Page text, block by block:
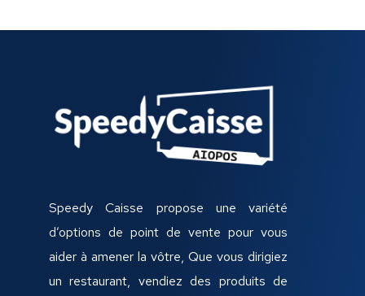
Speedy Caisse propose une variété
d’options de point de vente pour vous
aider à amener la vôtre, Que vous dirigiez
un restaurant, vendiez des produits de